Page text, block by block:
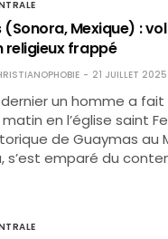
Mexique) :
religieux frappé
21 JUILLET 2025
un homme a fait
en l’église saint
de Guaymas au
s’est emparé du